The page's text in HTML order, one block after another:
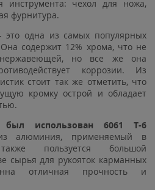
инструмента: чехол для ножа,
фурнитура.
одна из самых популярных
содержит 12% хрома, что не
нержавеющей, но все же она
коррозии. Из
стоит так же отметить, что
кромку острой и обладает
использован 6061 T-6
алюминия, применяемый в
пользуется большой
сырья для рукояток карманных
отличная прочность и